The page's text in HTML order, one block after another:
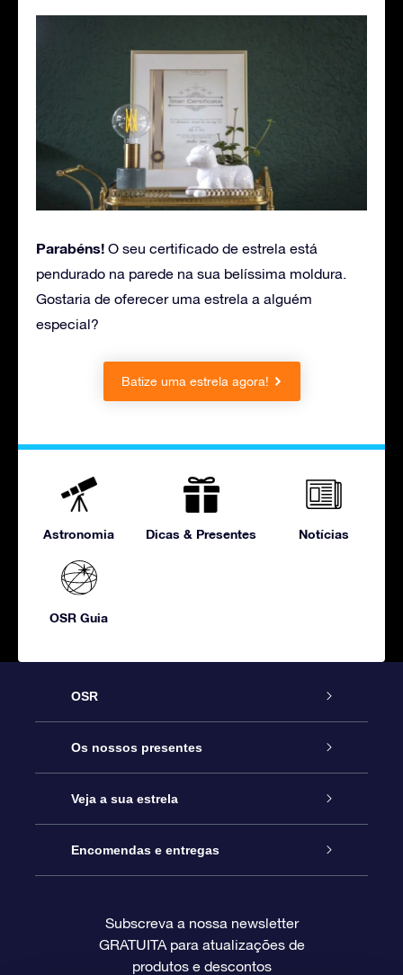
Parabéns! O seu certificado de estrela está
pendurado na parede na sua belíssima moldura.
Gostaria de oferecer uma estrela a alguém
especial?
Batize uma estrela agora!
Astronomia Dicas & Presentes Notícias
OSR Guia
OSR
Serviço
Contactos
O Blog
Avaliações
Os nossos presentes
Prenda Star Online
Pacote Prenda OSR
O Cartão Presente OSR
Veja a sua estrela
Registo de Estrela
Página de Estrela personalizada
Encomendas e entregas
Informação de pagamento
Subscreva a nossa newsletter
GRATUITA para atualizações de
produtos e descontos